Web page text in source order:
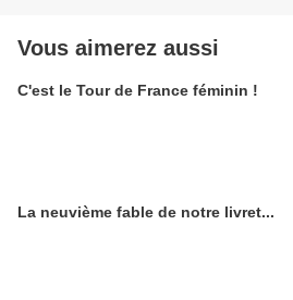
Vous aimerez aussi
C'est le Tour de France féminin !
La neuvième fable de notre livret...